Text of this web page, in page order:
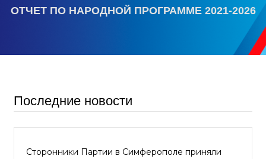
ОТЧЕТ ПО НАРОДНОЙ ПРОГРАММЕ 2021-2026
Последние новости
Сторонники Партии в Симферополе приняли